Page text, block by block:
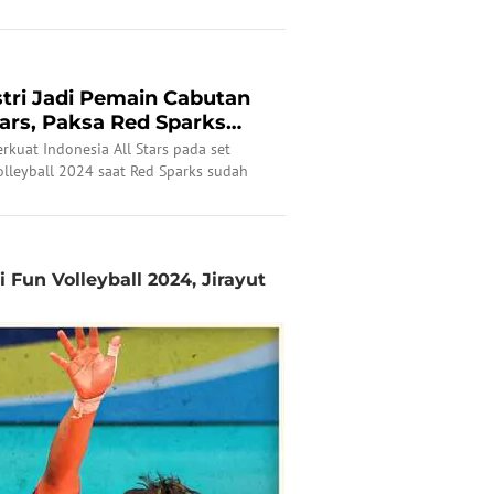
Jadi Pemain Cabutan
Paksa Red Sparks
Indonesia All Stars pada set
2024 saat Red Sparks sudah
Fun Volleyball 2024, Jirayut